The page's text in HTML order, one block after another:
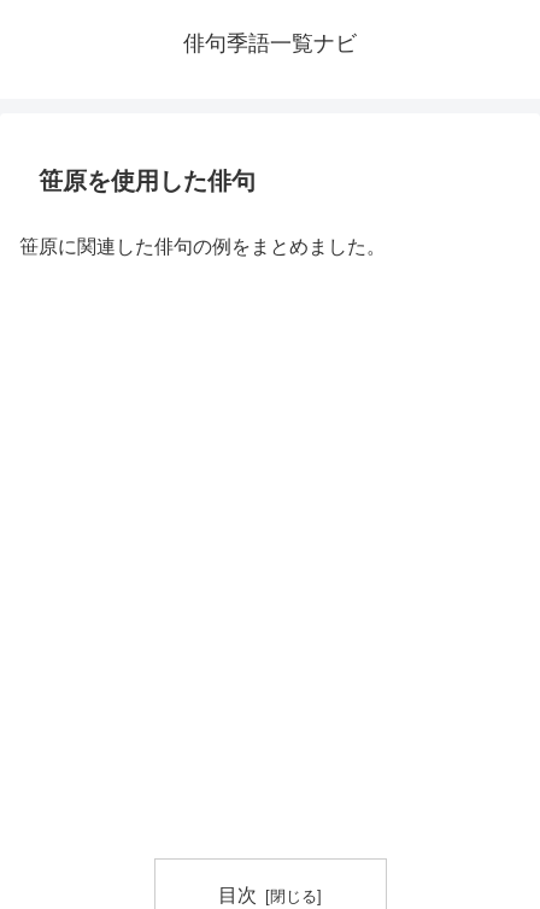
俳句季語一覧ナビ
笹原を使用した俳句
笹原に関連した俳句の例をまとめました。
目次